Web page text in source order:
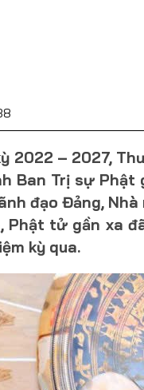
2022 – 2027,
Ban Trị sự
đạo Đảng,
Phật tử gần xa
kỳ qua.